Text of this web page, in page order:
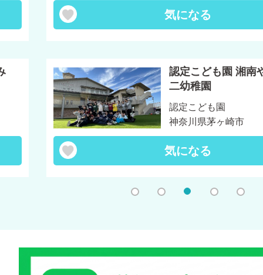
気になる
認定こども園 湘南
二幼稚園
認定こども園
神奈川県茅ヶ崎市
気になる